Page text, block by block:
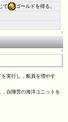
て
ゴールドを得る。
↑
↑
実行し，船員を増やす
自陣営の海洋ユニットを